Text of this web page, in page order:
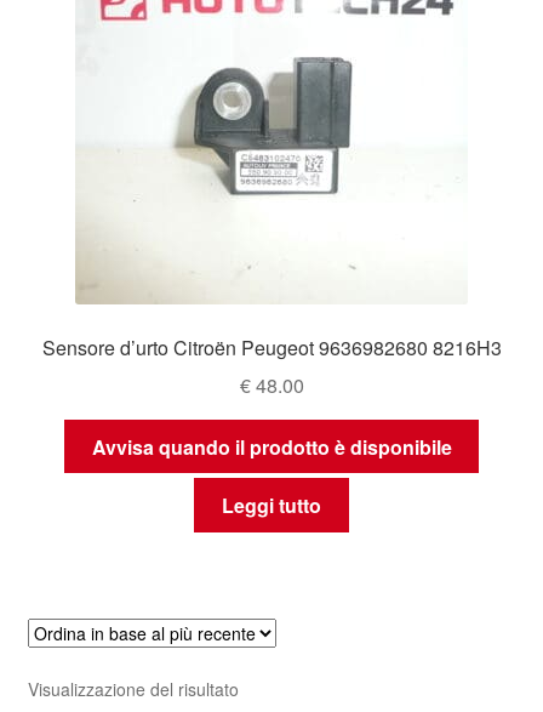
Sensore d’urto Citroën Peugeot 9636982680 8216H3
€48.00
Avvisa quando il prodotto è disponibile
Leggi tutto
Visualizzazione del risultato